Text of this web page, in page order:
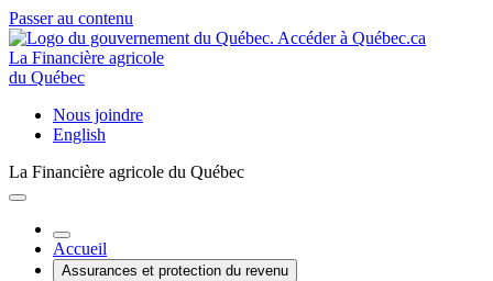
Passer au contenu
La Financière agricole
du Québec
Nous joindre
English
La Financière agricole du Québec
Accueil
Assurances et protection du revenu